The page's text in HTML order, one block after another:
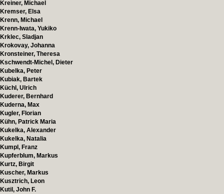
Kreiner, Michael
Kremser, Elsa
Krenn, Michael
Krenn-Iwata, Yukiko
Krklec, Sladjan
Krokovay, Johanna
Kronsteiner, Theresa
Kschwendt-Michel, Dieter
Kubelka, Peter
Kubiak, Bartek
Küchl, Ulrich
Kuderer, Bernhard
Kuderna, Max
Kugler, Florian
Kühn, Patrick Maria
Kukelka, Alexander
Kukelka, Natalia
Kumpl, Franz
Kupferblum, Markus
Kurtz, Birgit
Kuscher, Markus
Kusztrich, Leon
Kutil, John F.